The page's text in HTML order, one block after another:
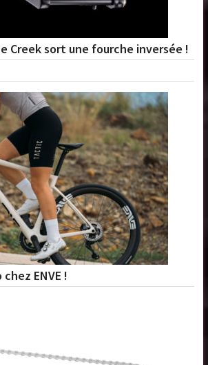
Creek sort une fourche inversée !
ENVE !